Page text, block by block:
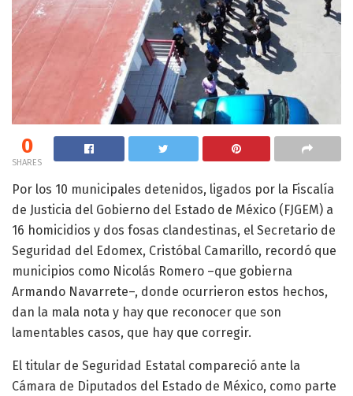
0
SHARES
Por los 10 municipales detenidos, ligados por la Fiscalía
de Justicia del Gobierno del Estado de México (FJGEM) a
16 homicidios y dos fosas clandestinas, el Secretario de
Seguridad del Edomex, Cristóbal Camarillo, recordó que
municipios como Nicolás Romero –que gobierna
Armando Navarrete–, donde ocurrieron estos hechos,
dan la mala nota y hay que reconocer que son
lamentables casos, que hay que corregir.
El titular de Seguridad Estatal compareció ante la
Cámara de Diputados del Estado de México, como parte